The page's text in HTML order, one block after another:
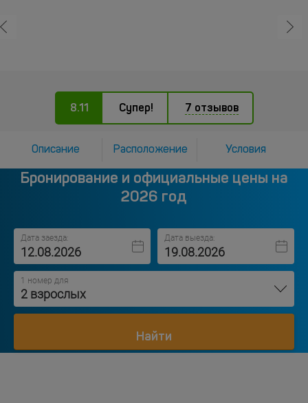
8.11 Супер! 7 отзывов
Описание Расположение Условия
Бронирование и официальные цены на
2026 год
Дата заезда: Дата выезда:
1 номер для
2 взрослых
Найти